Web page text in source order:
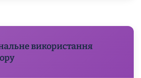
використання